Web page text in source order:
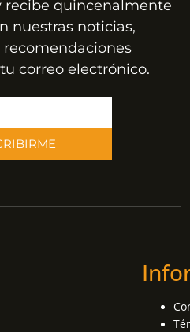
recibe quincenalmente
nuestras noticias,
correo electrónico.